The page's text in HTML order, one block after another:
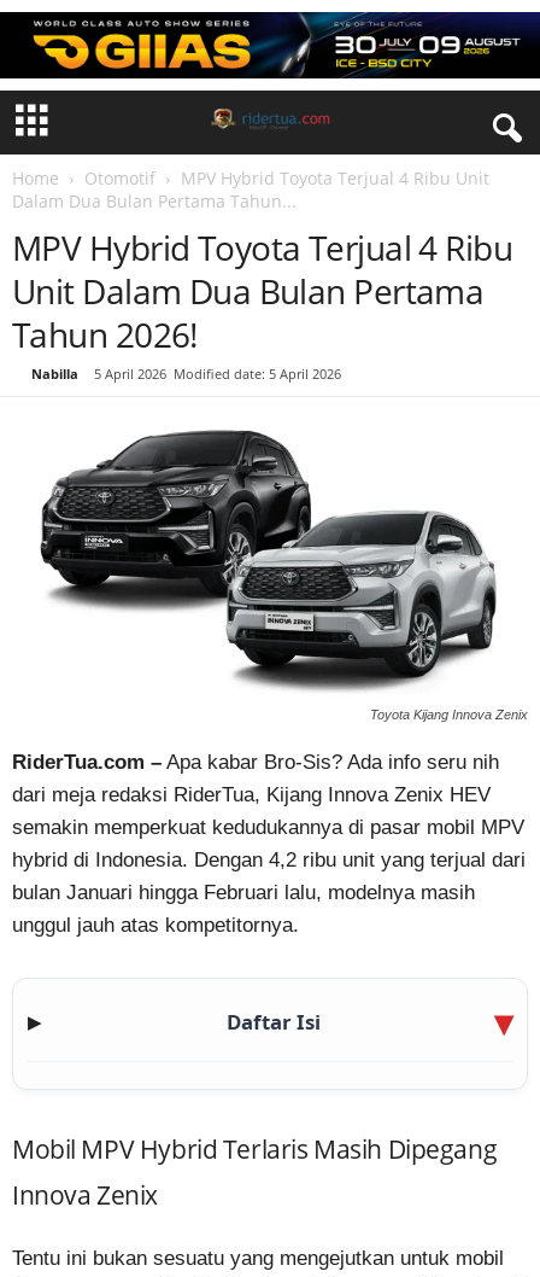
Home Otomotif
MPV Hybrid Toyota Terjual 4 Ribu Unit
Dalam Dua Bulan Pertama Tahun...
MPV Hybrid Toyota Terjual 4 Ribu
Unit Dalam Dua Bulan Pertama
Tahun 2026!
Nabilla 5 April 2026 Modified date: 5 April 2026
Toyota Kijang Innova Zenix
RiderTua.com – Apa kabar Bro-Sis? Ada info seru nih
dari meja redaksi RiderTua, Kijang Innova Zenix HEV
semakin memperkuat kedudukannya di pasar mobil MPV
hybrid di Indonesia. Dengan 4,2 ribu unit yang terjual dari
bulan Januari hingga Februari lalu, modelnya masih
unggul jauh atas kompetitornya.
▶ Daftar Isi
Mobil MPV Hybrid Terlaris Masih Dipegang
Innova Zenix
Tentu ini bukan sesuatu yang mengejutkan untuk mobil